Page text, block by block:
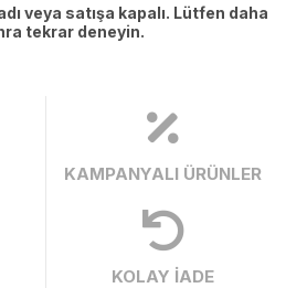
veya satışa kapalı. Lütfen daha
tekrar deneyin.
KAMPANYALI ÜRÜNLER
KOLAY İADE